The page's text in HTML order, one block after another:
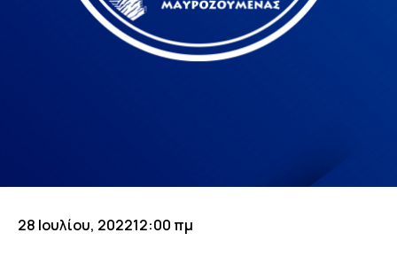
28 Ιουλίου, 202212:00 πμ